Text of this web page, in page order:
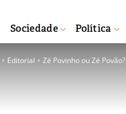
Sociedade Política
Editorial Zé Povinho ou Zé Povão?